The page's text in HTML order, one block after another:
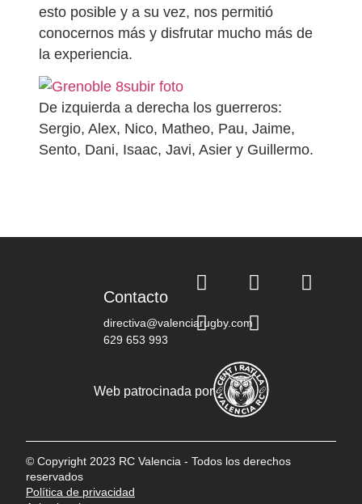
esto posible y a su vez, nos permitió
conocernos más y disfrutar mucho más de
la experiencia.
subir foto
De izquierda a derecha los guerreros:
Sergio, Alex, Nico, Matheo, Pau, Jaime,
Sento, Dani, Isaac, Javi, Asier y Guillermo.
Contacto
directiva@valenciarugby.com
629 653 993
Web patrocinada por
© Copyright 2023 RC Valencia - Todos los derechos
reservados
Política de privacidad